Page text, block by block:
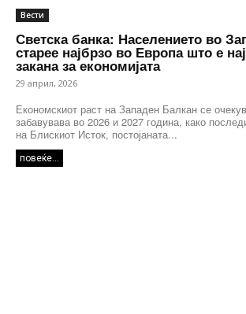
Вести
Светска банка: Населението во
старее најбрзо во Европа што е
закана за економијата
29 април, 2026
Економскиот раст на Западен Балкан се
забавувава во 2026 и 2027 година, како
на Блискиот Исток, постојаната...
повеќе...